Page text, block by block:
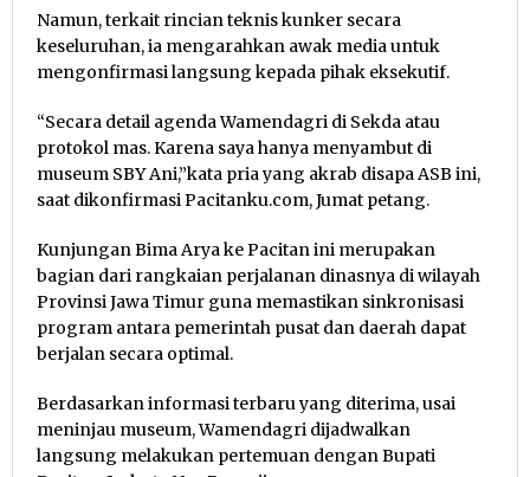
Namun, terkait rincian teknis kunker secara
keseluruhan, ia mengarahkan awak media untuk
mengonfirmasi langsung kepada pihak eksekutif.
“Secara detail agenda Wamendagri di Sekda atau
protokol mas. Karena saya hanya menyambut di
museum SBY Ani,”kata pria yang akrab disapa ASB ini,
saat dikonfirmasi Pacitanku.com, Jumat petang.
Kunjungan Bima Arya ke Pacitan ini merupakan
bagian dari rangkaian perjalanan dinasnya di wilayah
Provinsi Jawa Timur guna memastikan sinkronisasi
program antara pemerintah pusat dan daerah dapat
berjalan secara optimal.
Berdasarkan informasi terbaru yang diterima, usai
meninjau museum, Wamendagri dijadwalkan
langsung melakukan pertemuan dengan Bupati